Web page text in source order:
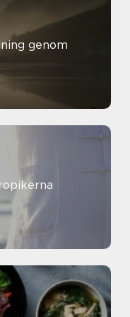
genom